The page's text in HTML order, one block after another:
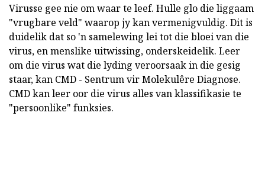
Virusse gee nie om waar te leef. Hulle glo die liggaam
"vrugbare veld" waarop jy kan vermenigvuldig. Dit is
duidelik dat so 'n samelewing lei tot die bloei van die
virus, en menslike uitwissing, onderskeidelik. Leer
om die virus wat die lyding veroorsaak in die gesig
staar, kan CMD - Sentrum vir Molekulêre Diagnose.
CMD kan leer oor die virus alles van klassifikasie te
"persoonlike" funksies.